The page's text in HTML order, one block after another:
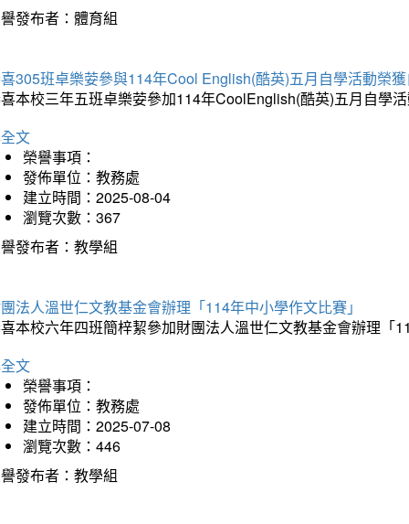
發布者：體育組
305班卓樂荌參與114年Cool English(酷英)五月自學活動榮
本校三年五班卓樂荌參加114年CoolEnglish(酷英)五月自學
文
榮譽事項：
發佈單位：教務處
建立時間：2025-08-04
瀏覽次數：367
發布者：教學組
法人溫世仁文教基金會辦理「114年中小學作文比賽」
本校六年四班簡梓絜參加財團法人溫世仁文教基金會辦理「
文
榮譽事項：
發佈單位：教務處
建立時間：2025-07-08
瀏覽次數：446
發布者：教學組